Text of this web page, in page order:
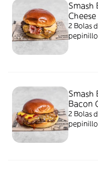
Smash
2 Bolas
Smash
Bacon
2 Bolas